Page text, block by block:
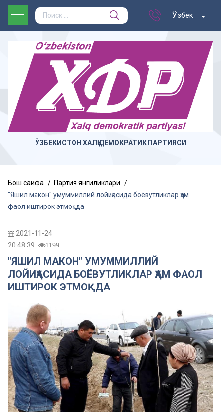
Ўзбек
ЎЗБЕКИСТОН ХАЛҚ ДЕМОКРАТИК ПАРТИЯСИ
Бош саҳифа
Партия янгиликлари
"Яшил макон" умуммиллий лойиҳасида боёвутликлар ҳам
фаол иштирок этмоқда
2021-11-24
20:48:39
1199
"ЯШИЛ МАКОН" УМУММИЛЛИЙ
ЛОЙИҲАСИДА БОЁВУТЛИКЛАР ҲАМ ФАОЛ
ИШТИРОК ЭТМОҚДА